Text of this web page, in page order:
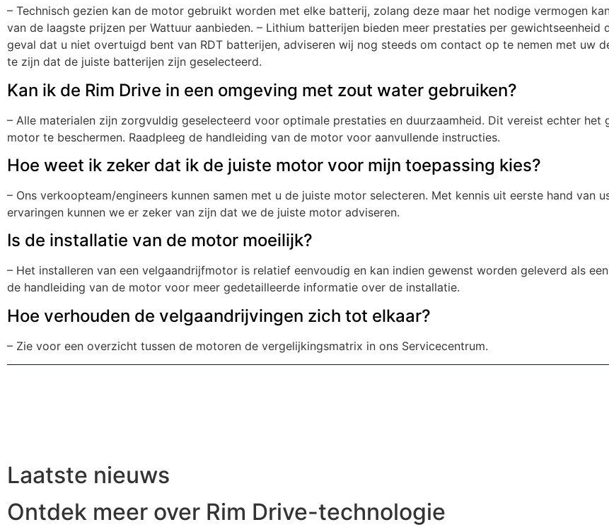
– Technisch gezien kan de motor gebruikt worden met elke batterij, zolang deze maar het nodige vermogen
van de laagste prijzen per Wattuur aanbieden. – Lithium batterijen bieden meer prestaties per gewichtseenheid
geval dat u niet overtuigd bent van RDT batterijen, adviseren wij nog steeds om contact op te nemen met uw
te zijn dat de juiste batterijen zijn geselecteerd.
Kan ik de Rim Drive in een omgeving met zout water gebruiken?
– Alle materialen zijn zorgvuldig geselecteerd voor optimale prestaties en duurzaamheid. Dit vereist echter het
motor te beschermen. Raadpleeg de handleiding van de motor voor aanvullende instructies.
Hoe weet ik zeker dat ik de juiste motor voor mijn toepassing kies?
– Ons verkoopteam/engineers kunnen samen met u de juiste motor selecteren. Met kennis uit eerste hand van
ervaringen kunnen we er zeker van zijn dat we de juiste motor adviseren.
Is de installatie van de motor moeilijk?
– Het installeren van een velgaandrijfmotor is relatief eenvoudig en kan indien gewenst worden geleverd als
de handleiding van de motor voor meer gedetailleerde informatie over de installatie.
Hoe verhouden de velgaandrijvingen zich tot elkaar?
– Zie voor een overzicht tussen de motoren de vergelijkingsmatrix in ons Servicecentrum.
Laatste nieuws
Ontdek meer over Rim Drive-technologie